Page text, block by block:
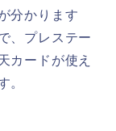
分かります
、プレステー
カードが使え
。